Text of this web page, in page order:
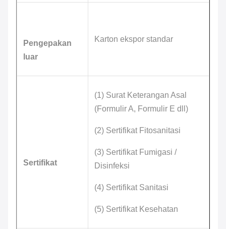
Pengepakan
luar
Karton ekspor standar
Sertifikat
(1) Surat Keterangan Asal
(Formulir A, Formulir E dll)
(2) Sertifikat Fitosanitasi
(3) Sertifikat Fumigasi /
Disinfeksi
(4) Sertifikat Sanitasi
(5) Sertifikat Kesehatan